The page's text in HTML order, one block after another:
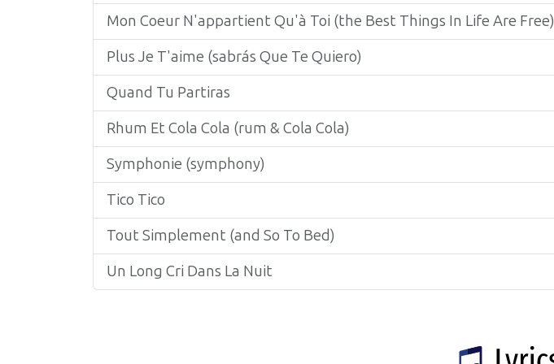
Mon Coeur N'appartient Qu'à Toi (the Best Things In Life Are Free)
Plus Je T'aime (sabrás Que Te Quiero)
Quand Tu Partiras
Rhum Et Cola Cola (rum & Cola Cola)
Symphonie (symphony)
Tico Tico
Tout Simplement (and So To Bed)
Un Long Cri Dans La Nuit